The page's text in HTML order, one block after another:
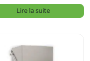
Lire la suite